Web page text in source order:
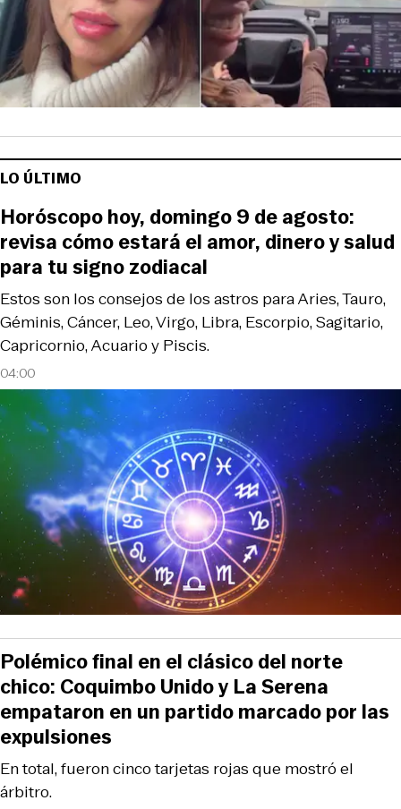
LO ÚLTIMO
04:00
Estos son los consejos de los astros para Aries, Tauro,
Géminis, Cáncer, Leo, Virgo, Libra, Escorpio, Sagitario,
Capricornio, Acuario y Piscis.
Horóscopo hoy, domingo 9 de agosto:
revisa cómo estará el amor, dinero y salud
para tu signo zodiacal
En total, fueron cinco tarjetas rojas que mostró el
árbitro.
Polémico final en el clásico del norte
chico: Coquimbo Unido y La Serena
empataron en un partido marcado por las
expulsiones